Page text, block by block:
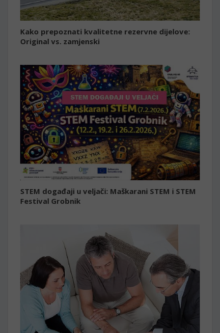
Kako prepoznati kvalitetne rezervne dijelove:
Original vs. zamjenski
STEM događaji u veljači: Maškarani STEM i STEM
Festival Grobnik